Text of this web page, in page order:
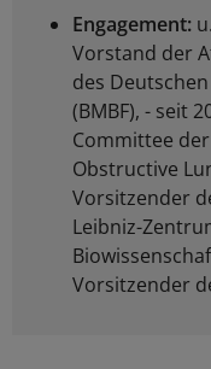
Engagement:
Vorstand der
des
(BMBF), - seit
Committee
Obstructive
Vorsitzender
Leibniz-
Vorsitzender